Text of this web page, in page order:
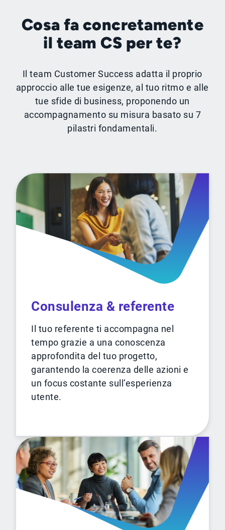
Cosa fa concretamente
il team CS per te?
Il team Customer Success adatta il proprio
approccio alle tue esigenze, al tuo ritmo e alle
tue sfide di business, proponendo un
accompagnamento su misura basato su 7
pilastri fondamentali.
Consulenza & referente
Il tuo referente ti accompagna nel
tempo grazie a una conoscenza
approfondita del tuo progetto,
garantendo la coerenza delle azioni e
un focus costante sull’esperienza
utente.